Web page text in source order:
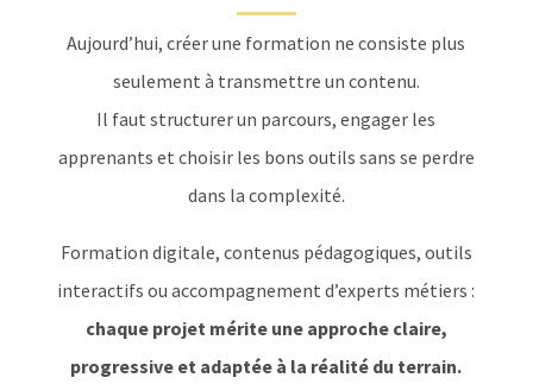
Aujourd’hui, créer une formation ne consiste plus
seulement à transmettre un contenu.
Il faut structurer un parcours, engager les
apprenants et choisir les bons outils sans se perdre
dans la complexité.
Formation digitale, contenus pédagogiques, outils
interactifs ou accompagnement d’experts métiers :
chaque projet mérite une approche claire,
progressive et adaptée à la réalité du terrain.